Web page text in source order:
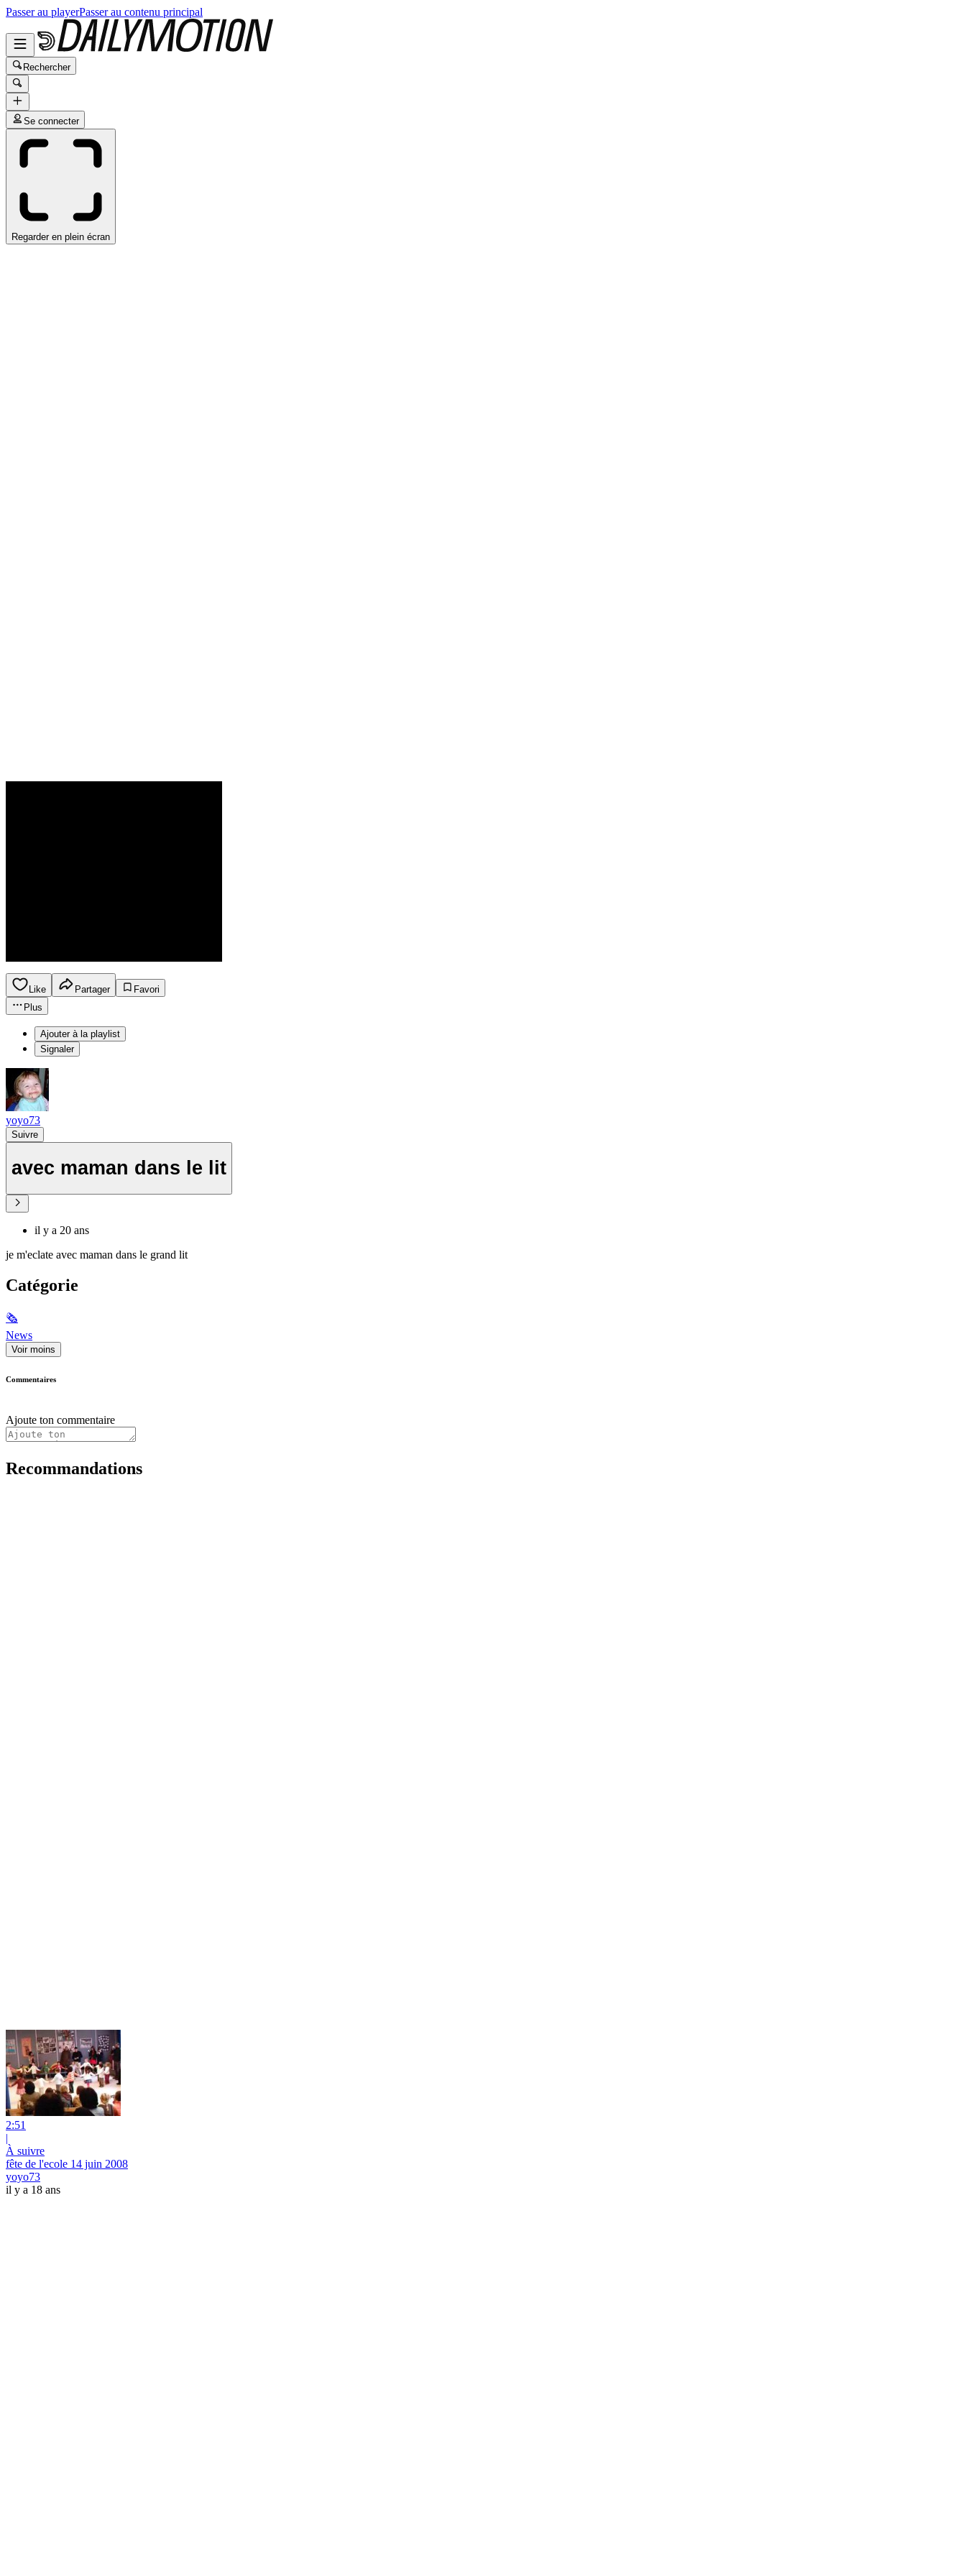
Passer au playerPasser au contenu principal
Rechercher
Se connecter
Regarder en plein écran
Like Partager
Favori
Plus
Ajouter à la playlist
Signaler
yoyo73
Suivre
avec maman dans le lit
il y a 20 ans
je m'eclate avec maman dans le grand lit
Catégorie
🗞
News
Voir moins
Commentaires
Ajoute ton commentaire
Recommandations
2:51
|
À suivre
fête de l'ecole 14 juin 2008
yoyo73
il y a 18 ans